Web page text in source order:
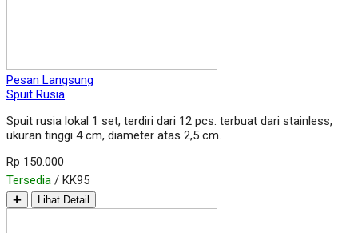
Pesan Langsung
Spuit Rusia
Spuit rusia lokal 1 set, terdiri dari 12 pcs. terbuat dari stainless,
ukuran tinggi 4 cm, diameter atas 2,5 cm.
Rp 150.000
Tersedia / KK95
✚ Lihat Detail